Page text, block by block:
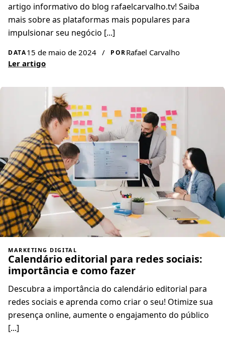
artigo informativo do blog rafaelcarvalho.tv! Saiba
mais sobre as plataformas mais populares para
impulsionar seu negócio [...]
DATA15 de maio de 2024 / PORRafael Carvalho
Ler artigo
MARKETING DIGITAL
Calendário editorial para redes sociais:
importância e como fazer
Descubra a importância do calendário editorial para
redes sociais e aprenda como criar o seu! Otimize sua
presença online, aumente o engajamento do público
[...]